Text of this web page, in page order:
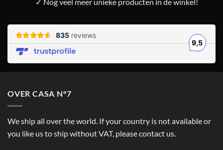
OVER CASA N°7
We ship all over the world. If your country is not available or
you like us to ship without VAT, please contact us.